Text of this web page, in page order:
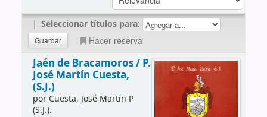
| Seleccionar títulos para:
Hacer reserva
Jaén de Bracamoros / P.
José Martín Cuesta,
(S.J.)
por Cuesta, José Martín P
(S.J.).